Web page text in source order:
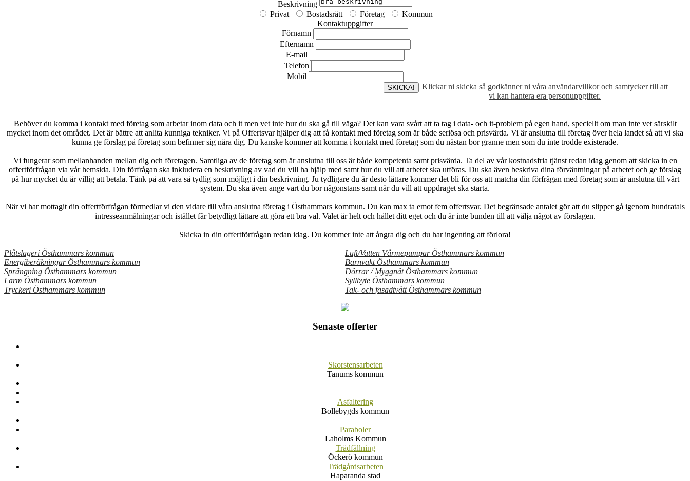
Beskrivning
Privat
Bostadsrätt Företag
Kommun
Kontaktuppgifter
Förnamn
Efternamn
E-mail
Telefon
Mobil
Klickar ni skicka så godkänner ni våra användarvillkor och samtycker till att
vi kan hantera era personuppgifter.
Behöver du komma i kontakt med företag som arbetar inom data och it men vet inte hur du ska gå till väga? Det kan vara svårt att ta tag i data- och it-problem på egen hand, speciellt om man inte vet särskilt
mycket inom det området. Det är bättre att anlita kunniga tekniker. Vi på Offertsvar hjälper dig att få kontakt med företag som är både seriösa och prisvärda. Vi är anslutna till företag över hela landet så att vi ska
kunna ge förslag på företag som befinner sig nära dig. Du kanske kommer att komma i kontakt med företag som du nästan bor granne men som du inte trodde existerade.
Vi fungerar som mellanhanden mellan dig och företagen. Samtliga av de företag som är anslutna till oss är både kompetenta samt prisvärda. Ta del av vår kostnadsfria tjänst redan idag genom att skicka in en
offertförfrågan via vår hemsida. Din förfrågan ska inkludera en beskrivning av vad du vill ha hjälp med samt hur du vill att arbetet ska utföras. Du ska även beskriva dina förväntningar på arbetet och ge förslag
på hur mycket du är villig att betala. Tänk på att vara så tydlig som möjligt i din beskrivning. Ju tydligare du är desto lättare kommer det bli för oss att matcha din förfrågan med företag som är anslutna till vårt
system. Du ska även ange vart du bor någonstans samt när du vill att uppdraget ska starta.
När vi har mottagit din offertförfrågan förmedlar vi den vidare till våra anslutna företag i Östhammars kommun. Du kan max ta emot fem offertsvar. Det begränsade antalet gör att du slipper gå igenom hundratals
intresseanmälningar och istället får betydligt lättare att göra ett bra val. Valet är helt och hållet ditt eget och du är inte bunden till att välja något av förslagen.
Skicka in din offertförfrågan redan idag. Du kommer inte att ångra dig och du har ingenting att förlora!
Plåtslageri Östhammars kommun
Luft/Vatten Värmepumpar Östhammars kommun
Energiberäkningar Östhammars kommun
Barnvakt Östhammars kommun
Sprängning Östhammars kommun
Dörrar / Myggnät Östhammars kommun
Larm Östhammars kommun
Syllbyte Östhammars kommun
Tryckeri Östhammars kommun
Tak- och fasadtvätt Östhammars kommun
Senaste offerter
Skorstensarbeten
Tanums kommun
Asfaltering
Bollebygds kommun
Paraboler
Laholms Kommun
Trädfällning
Öckerö kommun
Trädgårdsarbeten
Haparanda stad